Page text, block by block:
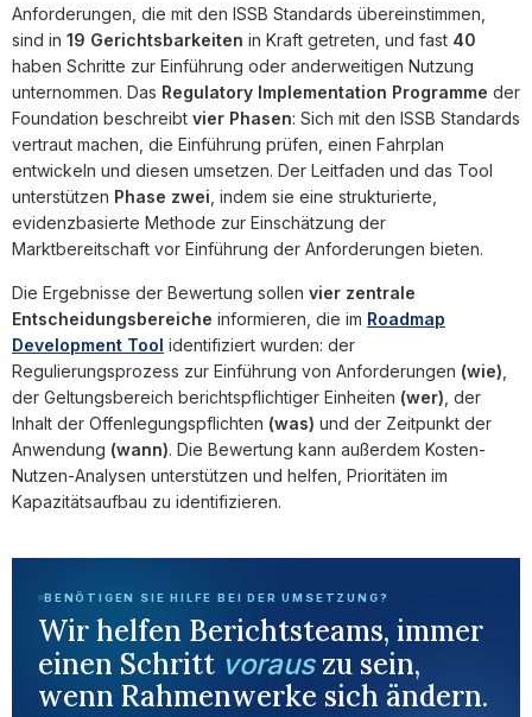
Anforderungen, die mit den ISSB Standards übereinstimmen,
sind in 19 Gerichtsbarkeiten in Kraft getreten, und fast 40
haben Schritte zur Einführung oder anderweitigen Nutzung
unternommen. Das Regulatory Implementation Programme der
Foundation beschreibt vier Phasen: Sich mit den ISSB Standards
vertraut machen, die Einführung prüfen, einen Fahrplan
entwickeln und diesen umsetzen. Der Leitfaden und das Tool
unterstützen Phase zwei , indem sie eine strukturierte,
evidenzbasierte Methode zur Einschätzung der
Marktbereitschaft vor Einführung der Anforderungen bieten.
Die Ergebnisse der Bewertung sollen vier zentrale
Entscheidungsbereiche informieren, die im Roadmap
Development Tool identifiziert wurden: der
Regulierungsprozess zur Einführung von Anforderungen (wie)
der Geltungsbereich berichtspflichtiger Einheiten (wer) , der
Inhalt der Offenlegungspflichten (was) und der Zeitpunkt der
Anwendung (wann). Die Bewertung kann außerdem Kosten-
Nutzen-Analysen unterstützen und helfen, Prioritäten im
Kapazitätsaufbau zu identifizieren.
BENÖTIGEN SIE HILFE BEI DER UMSETZUNG?
Wir helfen Berichtsteams, immer
einen Schritt vorauszu sein,
wenn Rahmenwerke sich ändern.